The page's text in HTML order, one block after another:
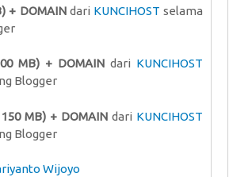
+ DOMAINdari KUNCIHOSTselama
MB) + DOMAIN dari KUNCIHOST
Blogger
MB) + DOMAINdari KUNCIHOST
Blogger
Wijoyo